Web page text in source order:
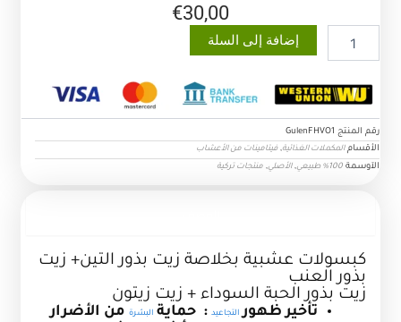
€30,00
كمية
كبسولات
عشبية
بذور
التين
و
العنب
إضافة إلى السلة
رقم المنتج GulenFHVO1
الأقسام المكملات الغذائية,فيتامينات من الأعشاب
الآوسمة 100% طبيعي ,الأصلي, منتجات تركية
كبسولات عشبية بخلاصة زيت بذور التين+ زيت
بذور العنب
زيت بذور الحبة السوداء + زيت زيتون
تأخير ظهور التجاعيد : حماية البشرة من الأضرار